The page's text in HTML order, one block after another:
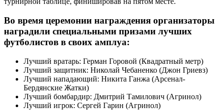
Во время церемонии награждения организаторы
наградили специальными призами лучших
футболистов в своих амплуа:
Лучший вратарь: Герман Горовой (Квадратный метр)
Лучший защитник: Николай Чебаненко (Джон Гриевз)
Лучший нападающий: Никита Ганжа (Арсенал-
Бердянские Жатки)
Лучший бомбардир: Дмитрий Тамилович (Агринол)
Лучший игрок: Сергей Гарин (Агринол)